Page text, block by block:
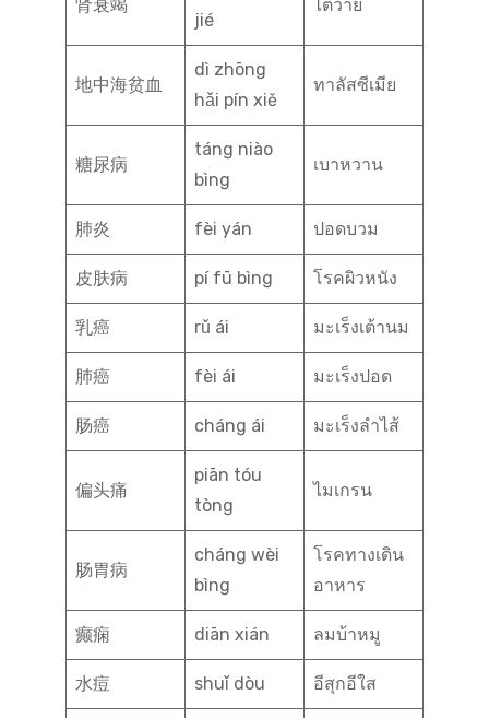
肾衰竭
jié
ไตวาย
地中海贫血
dì zhōng
hǎi pín xiě
ทาลัสซีเมีย
糖尿病
táng niào
bìng
เบาหวาน
肺炎 fèi yán ปอดบวม
皮肤病 pí fū bìng โรคผิวหนัง
乳癌 rǔ ái มะเร็งเต้านม
肺癌 fèi ái มะเร็งปอด
肠癌 cháng ái มะเร็งลำไส้
偏头痛
piān tóu
tòng
ไมเกรน
肠胃病
cháng wèi
bìng
โรคทางเดิน
อาหาร
癫痫 diān xián ลมบ้าหมู
水痘 shuǐ dòu อีสุกอีใส